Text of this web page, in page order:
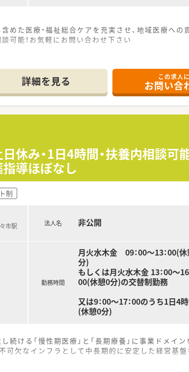
めた医療・福祉総合ケアを充実させ、地域医療への
可能！お気軽にお問い合わせ下さい
詳細を見る この求人に
お問い合
日休み・1日4時間・扶養内相談
導ほぼなし
制
市駅 法人名 非公開
勤務時間
月火水木金 09：00～13：00(
分)
もしくは月火水木金 13：00～16
00(休憩0分)の交替制勤務
又は9：00～17：00のうち1日4
(休憩0分)
ける「慢性期医療」と「長期療養」に事業ドメイ
可欠なインフラとして中長期的に安定した経営基盤